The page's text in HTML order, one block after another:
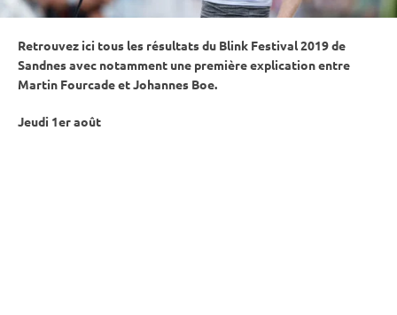
Retrouvez ici tous les résultats du Blink Festival 2019 de
Sandnes avec notamment une première explication entre
Martin Fourcade et Johannes Boe.
Jeudi 1er août